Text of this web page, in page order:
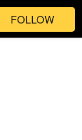
FOLLOW